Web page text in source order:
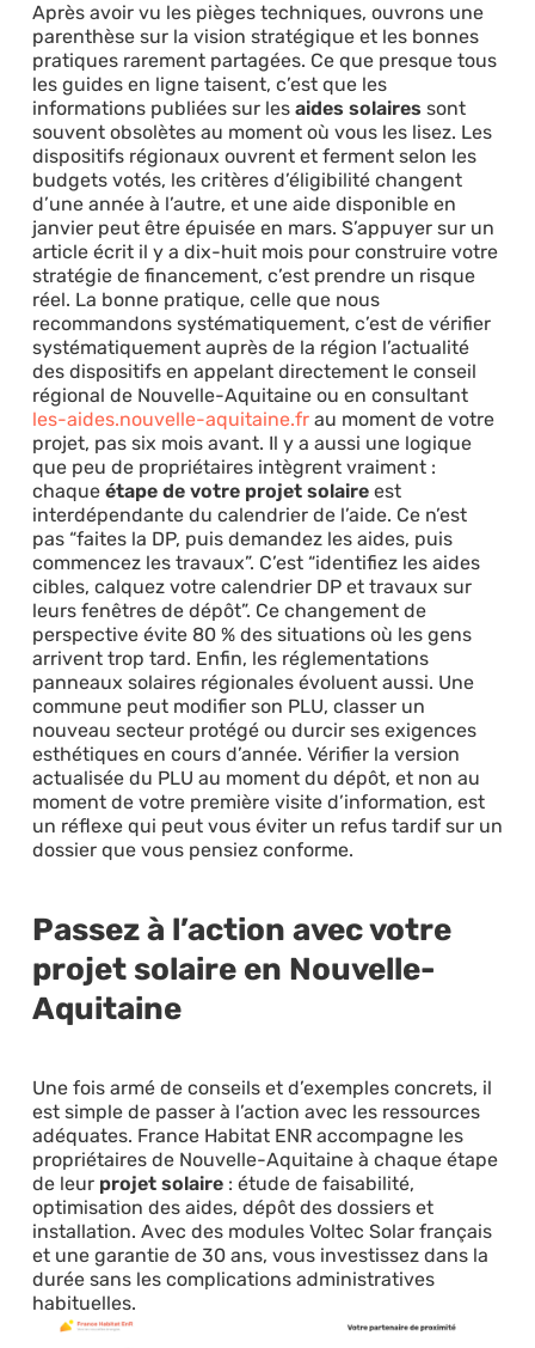
Après avoir vu les pièges techniques, ouvrons une
parenthèse sur la vision stratégique et les bonnes
pratiques rarement partagées. Ce que presque tous
les guides en ligne taisent, c’est que les
informations publiées sur les aides solaires sont
souvent obsolètes au moment où vous les lisez. Les
dispositifs régionaux ouvrent et ferment selon les
budgets votés, les critères d’éligibilité changent
d’une année à l’autre, et une aide disponible en
janvier peut être épuisée en mars. S’appuyer sur un
article écrit il y a dix-huit mois pour construire votre
stratégie de financement, c’est prendre un risque
réel. La bonne pratique, celle que nous
recommandons systématiquement, c’est de vérifier
systématiquement auprès de la région l’actualité
des dispositifs en appelant directement le conseil
régional de Nouvelle-Aquitaine ou en consultant
les-aides.nouvelle-aquitaine.frau moment de votre
projet, pas six mois avant. Il y a aussi une logique
que peu de propriétaires intègrent vraiment :
chaque étape de votre projet solaireest
interdépendante du calendrier de l’aide. Ce n’est
pas “faites la DP, puis demandez les aides, puis
commencez les travaux”. C’est “identifiez les aides
cibles, calquez votre calendrier DP et travaux sur
leurs fenêtres de dépôt”. Ce changement de
perspective évite 80 % des situations où les gens
arrivent trop tard. Enfin, les réglementations
panneaux solaires régionales évoluent aussi. Une
commune peut modifier son PLU, classer un
nouveau secteur protégé ou durcir ses exigences
esthétiques en cours d’année. Vérifier la version
actualisée du PLU au moment du dépôt, et non au
moment de votre première visite d’information, est
un réflexe qui peut vous éviter un refus tardif sur un
dossier que vous pensiez conforme.
Passez à l’action avec votre
projet solaire en Nouvelle-
Aquitaine
Une fois armé de conseils et d’exemples concrets, il
est simple de passer à l’action avec les ressources
adéquates. France Habitat ENR accompagne les
propriétaires de Nouvelle-Aquitaine à chaque étape
de leur projet solaire: étude de faisabilité,
optimisation des aides, dépôt des dossiers et
installation. Avec des modules Voltec Solar français
et une garantie de 30 ans, vous investissez dans la
durée sans les complications administratives
habituelles.